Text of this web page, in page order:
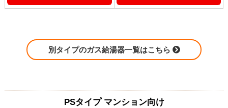
別タイプのガス給湯器一覧はこちら
PSタイプ マンション向け